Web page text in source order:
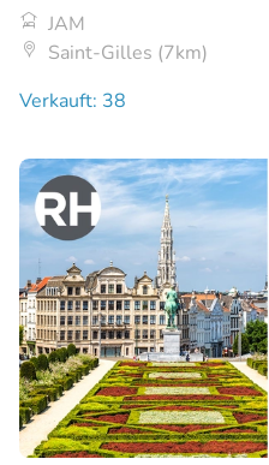
JAM
Saint-Gilles (7km)
Verkauft: 38